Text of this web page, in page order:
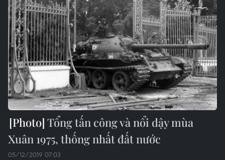
Tổng tấn công và nổi dậy mùa
Xuân 1975, thống nhất đất nước
05/12/2019 07:03